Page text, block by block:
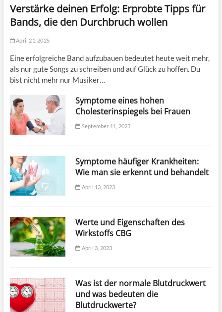
Verstärke deinen Erfolg: Erprobte Tipps für
Bands, die den Durchbruch wollen
April 21, 2025
Eine erfolgreiche Band aufzubauen bedeutet heute weit mehr,
als nur gute Songs zu schreiben und auf Glück zu hoffen. Du
bist nicht mehr nur Musiker…
Symptome eines hohen
Cholesterinspiegels bei Frauen
September 11, 2023
Symptome häufiger Krankheiten:
Wie man sie erkennt und behandelt
April 13, 2023
Werte und Eigenschaften des
Wirkstoffs CBG
April 3, 2023
Was ist der normale Blutdruckwert
und was bedeuten die
Blutdruckwerte?